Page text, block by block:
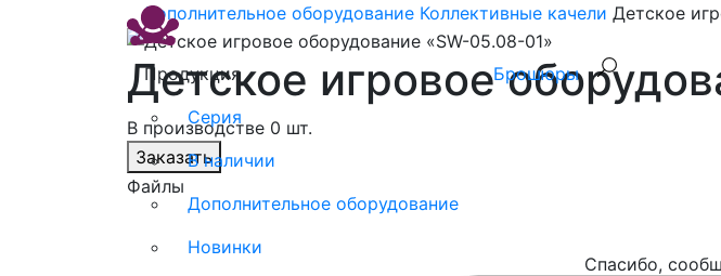
Продукция
Серия
В наличии
Дополнительное оборудование
Новинки
Брошюры
Дополнительное оборудование Коллективные качели Детское
Детское игровое
В производстве 0 шт.
Заказать
Файлы
Спасибо,